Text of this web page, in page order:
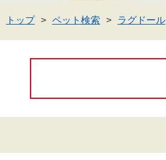
トップ ペット検索 ラグドール